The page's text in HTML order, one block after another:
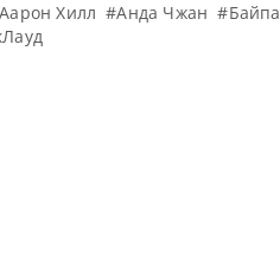
Хилл #Анда Чжан